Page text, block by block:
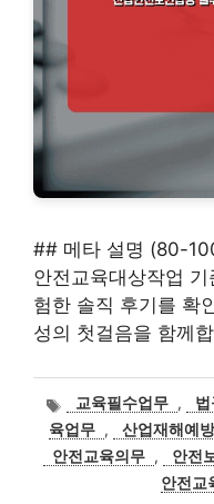
## 메타 설명 (80-
안전교육대상작업
험한 솔직 후기를 확
성의 첫걸음을 함께
태
그
교육필수업무 ,
육업무 , 산업재해예방
안전교육의무 , 안전
안전교